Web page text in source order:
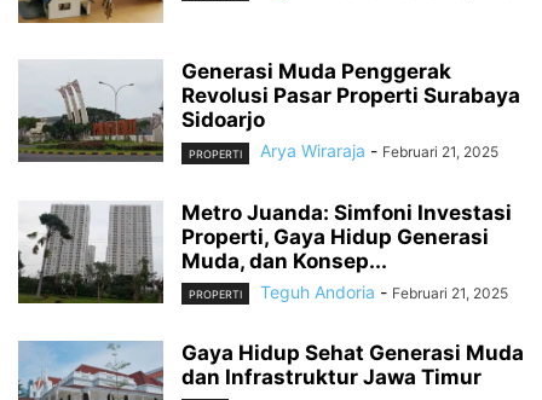
Generasi Muda Penggerak
Revolusi Pasar Properti Surabaya
Sidoarjo
PROPERTI Arya Wiraraja - Februari 21, 2025
Metro Juanda: Simfoni Investasi
Properti, Gaya Hidup Generasi
Muda, dan Konsep...
PROPERTI Teguh Andoria - Februari 21, 2025
Gaya Hidup Sehat Generasi Muda
dan Infrastruktur Jawa Timur